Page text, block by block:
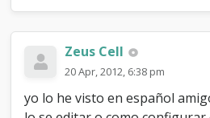
Zeus Cell
20 Apr, 2012, 6:38 pm
yo lo he visto en español